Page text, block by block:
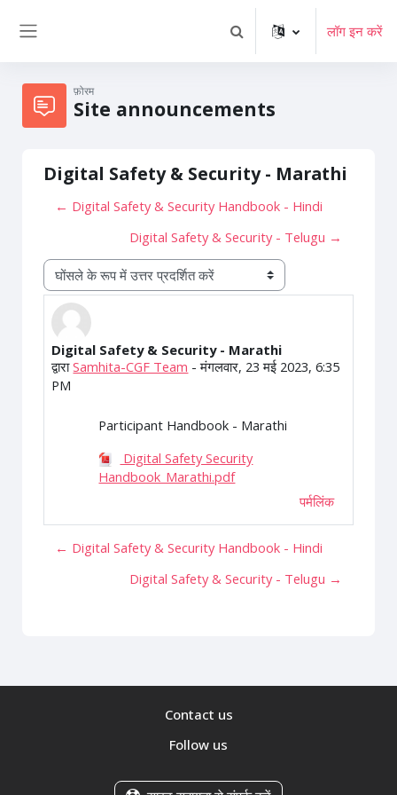
खोज इनपुट को टॉगल करेंलॉग इन करें
फ़ोरम
Site announcements
Digital Safety & Security - Marathi
← Digital Safety & Security Handbook - Hindi
Digital Safety & Security - Telugu →
प्रदर्शन मोड
Digital Safety & Security - Marathi
द्वाराSamhita-CGF Team -मंगलवार, 23 मई 2023, 6:35
PM
उत्तरों की संख्याः 0
Participant Handbook - Marathi
Digital Safety Security
Handbook_Marathi.pdf
पर्मलिंक
← Digital Safety & Security Handbook - Hindi
Digital Safety & Security - Telugu →
Contact us
Follow us